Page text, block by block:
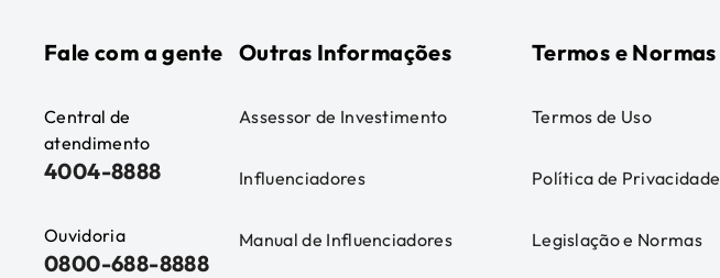
Fale com a gente
Central de
atendimento
4004-8888
Ouvidoria
0800-688-8888
Outras Informações
Assessor de Investimento
Influenciadores
Manual de Influenciadores
Termos e Normas
Termos de Uso
Política de Privacidade
Legislação e Normas